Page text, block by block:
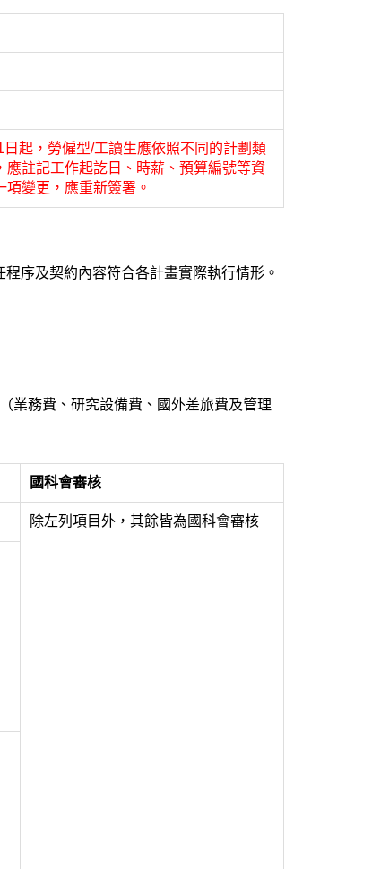
日起，勞僱型/工讀生應依照不同的計劃類
應註記工作起訖日、時薪、預算編號等資
項變更，應重新簽署。
序及契約內容符合各計畫實際執行情形。
業務費、研究設備費、國外差旅費及管理
國科會審核
除左列項目外，其餘皆為國科會審核